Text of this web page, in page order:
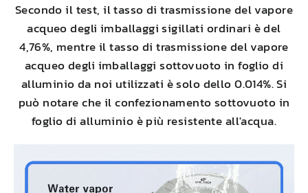
Secondo il test, il tasso di trasmissione del vapore
acqueo degli imballaggi sigillati ordinari è del
4,76%, mentre il tasso di trasmissione del vapore
acqueo degli imballaggi sottovuoto in foglio di
alluminio da noi utilizzati è solo dello 0.014%. Si
può notare che il confezionamento sottovuoto in
foglio di alluminio è più resistente all'acqua.